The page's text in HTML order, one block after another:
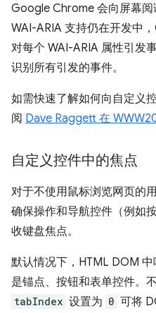
Google Chrome 会向屏幕
WAI-ARIA 支持仍在开发中
对每个 WAI-ARIA 属性引发
识别所有引发的事件。
如需快速了解如何向自定义
阅 Dave Raggett 在
自定义控件中的焦点
对于不使用鼠标浏览网页的
确保操作和导航控件（例如
收键盘焦点。
默认情况下，HTML DOM
是锚点、按钮和表单控件。
tabIndex 设置为 0 可将